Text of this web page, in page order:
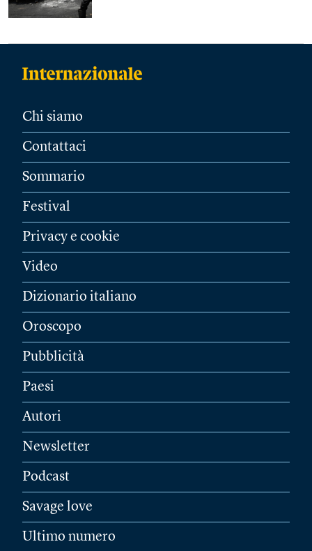
Chi siamo
Contattaci
Sommario
Festival
Privacy e cookie
Video
Dizionario italiano
Oroscopo
Pubblicità
Paesi
Autori
Newsletter
Podcast
Savage love
Ultimo numero